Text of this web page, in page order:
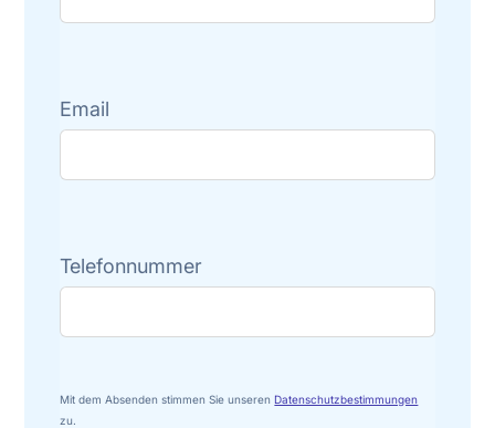
Email
Telefonnummer
Mit dem Absenden stimmen Sie unserenDatenschutzbestimmungen
zu.